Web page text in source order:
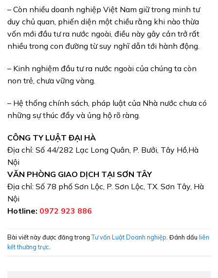
– Còn nhiều doanh nghiệp Việt Nam giữ trong minh tư
duy chủ quan, phiến diện một chiều rằng khi nào thừa
vốn mới đầu tư ra nước ngoài, điều này gây cản trở rất
nhiều trong con đường từ suy nghĩ dẫn tới hành động.
– Kinh nghiệm đầu tư ra nước ngoài của chúng ta còn
non trẻ, chưa vững vàng.
– Hệ thống chính sách, pháp luật của Nhà nước chưa có
những sự thúc đẩy và ủng hộ rõ ràng.
CÔNG TY LUẬT ĐẠI HÀ
Địa chỉ: Số 44/282 Lạc Long Quân, P. Bưởi, Tây Hồ,Hà
Nội
VĂN PHÒNG GIAO DỊCH TẠI SƠN TÂY
Địa chỉ: Số 78 phố Sơn Lộc, P. Sơn Lộc, TX. Sơn Tây, Hà
Nội
Hotline: 0972 923 886
Bài viết này được đăng trongTư vấn Luật Doanh nghiệp. Đánh dấu liên
kết thường trực.